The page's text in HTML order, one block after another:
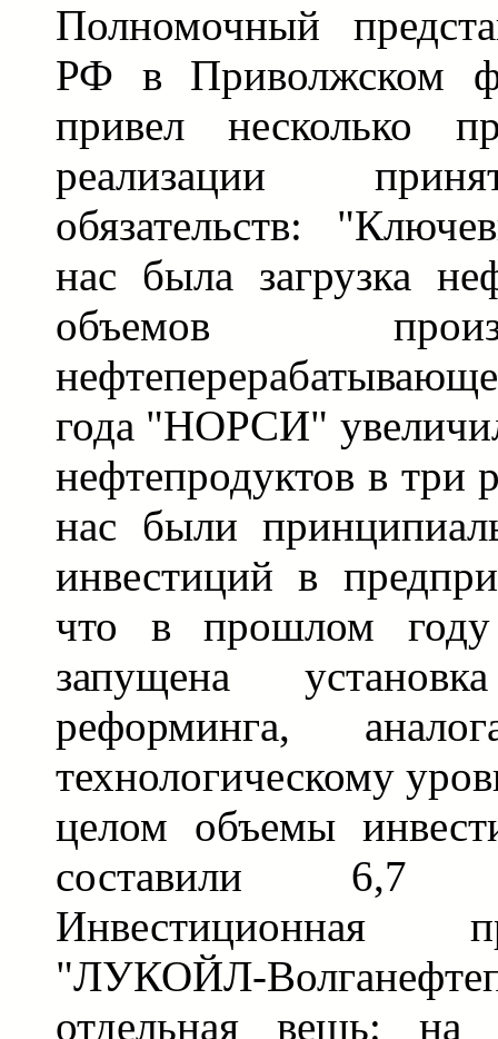
Полномочный
РФ в Приволжском
привел несколько
реализации
обязательств:
нас была загрузка
объемов
года "НОРСИ"
нефтепродуктов в три
нас были
инвестиций в
что в прошлом
запущена
реформинга,
технологическому
целом объемы
составили 6,7
Инвестиционная
"ЛУКОЙЛ-
отдельная вещь: на